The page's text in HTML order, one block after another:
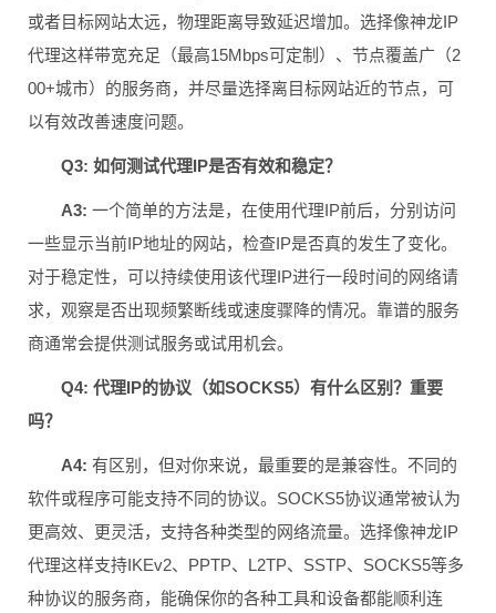
或者目标网站太远，物理距离导致延迟增加。选择像神龙IP
代理这样带宽充足（最高15Mbps可定制）、节点覆盖广（2
00+城市）的服务商，并尽量选择离目标网站近的节点，可
以有效改善速度问题。
Q3: 如何测试代理IP是否有效和稳定？
A3: 一个简单的方法是，在使用代理IP前后，分别访问
一些显示当前IP地址的网站，检查IP是否真的发生了变化。
对于稳定性，可以持续使用该代理IP进行一段时间的网络请
求，观察是否出现频繁断线或速度骤降的情况。靠谱的服务
商通常会提供测试服务或试用机会。
Q4: 代理IP的协议（如SOCKS5）有什么区别？重要
吗？
A4: 有区别，但对你来说，最重要的是兼容性。不同的
软件或程序可能支持不同的协议。SOCKS5协议通常被认为
更高效、更灵活，支持各种类型的网络流量。选择像神龙IP
代理这样支持IKEv2、PPTP、L2TP、SSTP、SOCKS5等多
种协议的服务商，能确保你的各种工具和设备都能顺利连